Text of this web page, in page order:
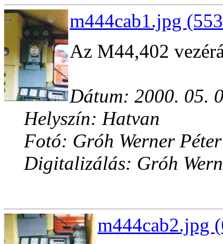
m444cab1.jpg
Az M44,402
Dátum: 2000. 05.
Helyszín: Hatvan
Fotó: Gróh Werner Péter
Digitalizálás: Gróh
m444cab2.jpg